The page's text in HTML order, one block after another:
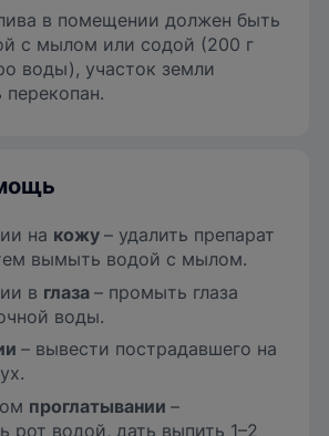
в помещении должен быть
с мылом или содой (200 г
воды), участок земли
на кожу– удалить препарат
вымыть водой с мылом.
в глаза– промыть глаза
воды.
– вывести пострадавшего на
проглатывании–
рот водой, дать выпить 1–2